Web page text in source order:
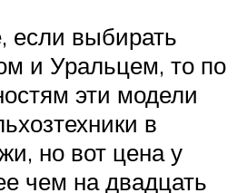
если выбирать
и Уральцем, то по
эти модели
в
но вот цена у
чем на двадцать